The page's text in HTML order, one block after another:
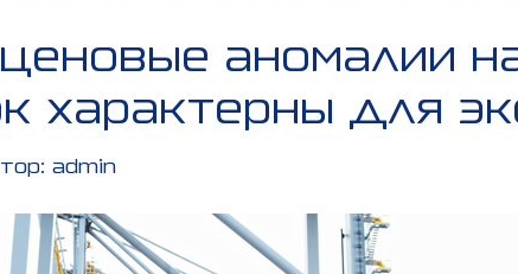
аномалии
характерны для
admin